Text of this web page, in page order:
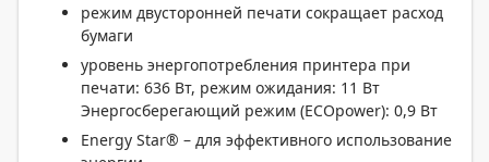
режим двусторонней печати сокращает расход
бумаги
уровень энергопотребления принтера при
печати: 636 Вт, режим ожидания: 11 Вт
Энергосберегающий режим (ECOpower): 0,9 Вт
Energy Star® – для эффективного использование